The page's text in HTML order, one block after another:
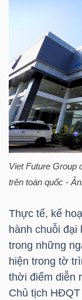
Viet Future Group
trên toàn quốc -
Thực tế, kế
hành chuỗi đại
trong những
hiện trong tờ
thời điểm diễn
Chủ tịch HĐQT
ĐÔNG
DƯƠNG
TÀI
CHÍNH
CÁ
NHÂN